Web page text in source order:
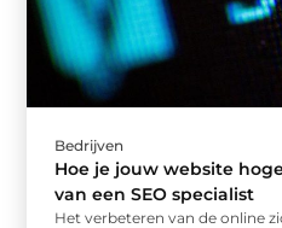
Bedrijven
Hoe je jouw website
van een SEO specialist
Het verbeteren van de online